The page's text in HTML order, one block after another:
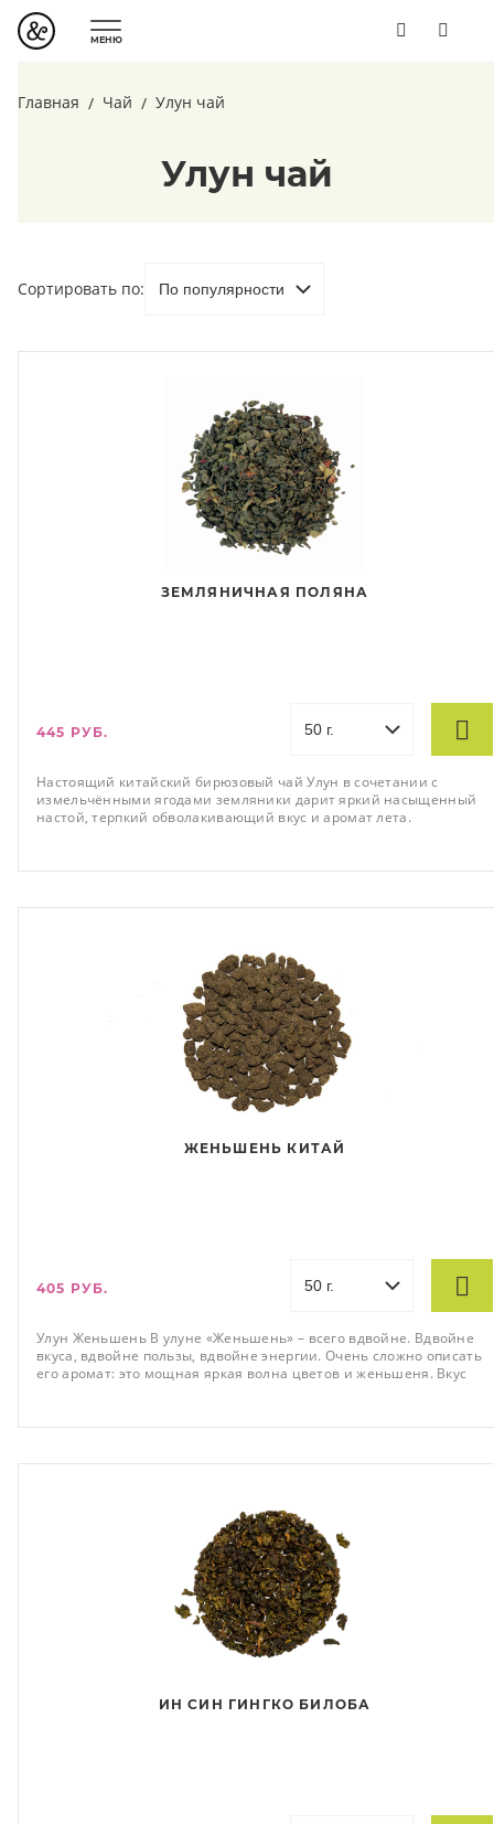
МЕНЮ
Главная Чай Улун чай
Улун чай
Сортировать по:
ЗЕМЛЯНИЧНАЯ ПОЛЯНА
445 РУБ.
Настоящий китайский бирюзовый чай Улун в сочетании с
измельчёнными ягодами земляники дарит яркий насыщенный
настой, терпкий обволакивающий вкус и аромат лета.
ЖЕНЬШЕНЬ КИТАЙ
405 РУБ.
Улун Женьшень В улуне «Женьшень» – всего вдвойне. Вдвойне
вкуса, вдвойне пользы, вдвойне энергии. Очень сложно описать
его аромат: это мощная яркая волна цветов и женьшеня. Вкус
ИН СИН ГИНГКО БИЛОБА